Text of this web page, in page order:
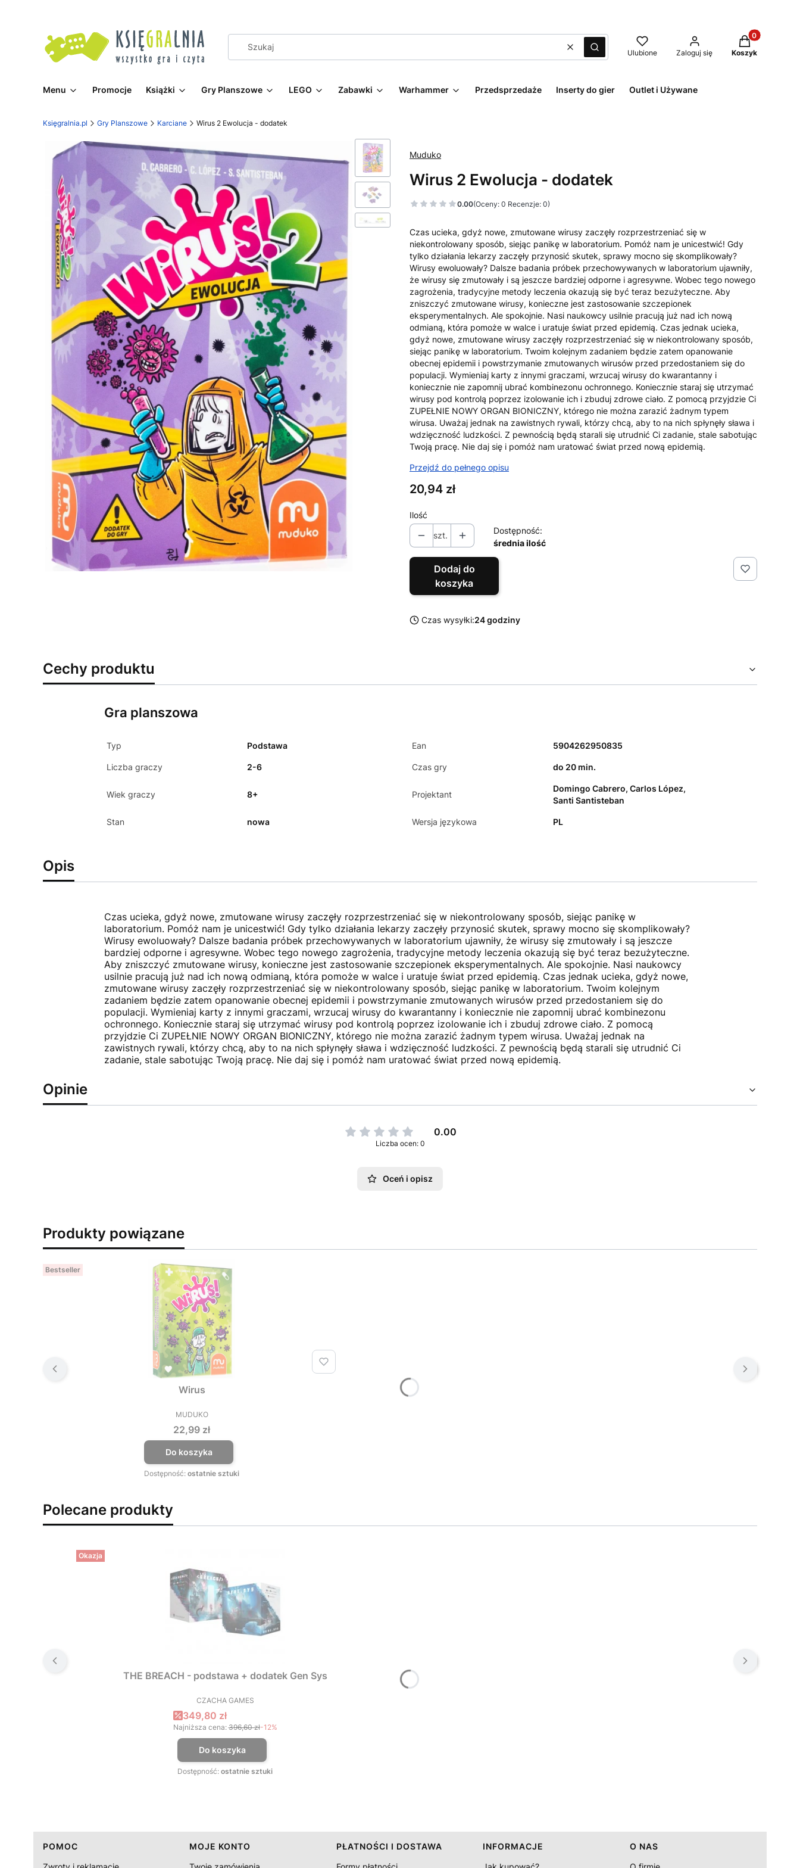
WyczyśćSzukaj Ulubione Zaloguj się
Produkty w
Koszyk
Menu Promocje Książki Gry Planszowe LEGO Zabawki Warhammer Przedsprzedaże Inserty do gier Outlet i Używane
Księgralnia.pl Gry Planszowe Karciane Wirus 2 Ewolucja - dodatek
Muduko
Wirus 2 Ewolucja - dodatek
0.00(Oceny: 0 Recenzje: 0)
Czas ucieka, gdyż nowe, zmutowane wirusy zaczęły rozprzestrzeniać się w
niekontrolowany sposób, siejąc panikę w laboratorium. Pomóż nam je unicestwić! Gdy
tylko działania lekarzy zaczęły przynosić skutek, sprawy mocno się skomplikowały?
Wirusy ewoluowały? Dalsze badania próbek przechowywanych w laboratorium ujawniły,
że wirusy się zmutowały i są jeszcze bardziej odporne i agresywne. Wobec tego nowego
zagrożenia, tradycyjne metody leczenia okazują się być teraz bezużyteczne. Aby
zniszczyć zmutowane wirusy, konieczne jest zastosowanie szczepionek
eksperymentalnych. Ale spokojnie. Nasi naukowcy usilnie pracują już nad ich nową
odmianą, która pomoże w walce i uratuje świat przed epidemią. Czas jednak ucieka,
gdyż nowe, zmutowane wirusy zaczęły rozprzestrzeniać się w niekontrolowany sposób,
siejąc panikę w laboratorium. Twoim kolejnym zadaniem będzie zatem opanowanie
obecnej epidemii i powstrzymanie zmutowanych wirusów przed przedostaniem się do
populacji. Wymieniaj karty z innymi graczami, wrzucaj wirusy do kwarantanny i
koniecznie nie zapomnij ubrać kombinezonu ochronnego. Koniecznie staraj się utrzymać
wirusy pod kontrolą poprzez izolowanie ich i zbuduj zdrowe ciało. Z pomocą przyjdzie Ci
ZUPEŁNIE NOWY ORGAN BIONICZNY, którego nie można zarazić żadnym typem
wirusa. Uważaj jednak na zawistnych rywali, którzy chcą, aby to na nich spłynęły sława i
wdzięczność ludzkości. Z pewnością będą starali się utrudnić Ci zadanie, stale sabotując
Twoją pracę. Nie daj się i pomóż nam uratować świat przed nową epidemią.
Przejdź do pełnego opisu
Cena
20,94 zł
Ilość
szt.
Dostępność:
średnia ilość
Dodaj do
koszyka
Czas wysyłki:24 godziny
Cechy produktu
Gra planszowa
Typ Podstawa Ean 5904262950835
Liczba graczy 2-6 Czas gry do 20 min.
Wiek graczy 8+ Projektant
Domingo Cabrero, Carlos López,
Santi Santisteban
Stan nowa Wersja językowa PL
Opis
Czas ucieka, gdyż nowe, zmutowane wirusy zaczęły rozprzestrzeniać się w niekontrolowany sposób, siejąc panikę w
laboratorium. Pomóż nam je unicestwić! Gdy tylko działania lekarzy zaczęły przynosić skutek, sprawy mocno się skomplikowały?
Wirusy ewoluowały? Dalsze badania próbek przechowywanych w laboratorium ujawniły, że wirusy się zmutowały i są jeszcze
bardziej odporne i agresywne. Wobec tego nowego zagrożenia, tradycyjne metody leczenia okazują się być teraz bezużyteczne.
Aby zniszczyć zmutowane wirusy, konieczne jest zastosowanie szczepionek eksperymentalnych. Ale spokojnie. Nasi naukowcy
usilnie pracują już nad ich nową odmianą, która pomoże w walce i uratuje świat przed epidemią. Czas jednak ucieka, gdyż nowe,
zmutowane wirusy zaczęły rozprzestrzeniać się w niekontrolowany sposób, siejąc panikę w laboratorium. Twoim kolejnym
zadaniem będzie zatem opanowanie obecnej epidemii i powstrzymanie zmutowanych wirusów przed przedostaniem się do
populacji. Wymieniaj karty z innymi graczami, wrzucaj wirusy do kwarantanny i koniecznie nie zapomnij ubrać kombinezonu
ochronnego. Koniecznie staraj się utrzymać wirusy pod kontrolą poprzez izolowanie ich i zbuduj zdrowe ciało. Z pomocą
przyjdzie Ci ZUPEŁNIE NOWY ORGAN BIONICZNY, którego nie można zarazić żadnym typem wirusa. Uważaj jednak na
zawistnych rywali, którzy chcą, aby to na nich spłynęły sława i wdzięczność ludzkości. Z pewnością będą starali się utrudnić Ci
zadanie, stale sabotując Twoją pracę. Nie daj się i pomóż nam uratować świat przed nową epidemią.
Opinie
0.00
Liczba ocen: 0
Oceń i opisz
Produkty powiązane
Bestseller
Wirus
PRODUCENT
MUDUKO
Cena
22,99 zł
Do koszyka
Dostępność: ostatnie sztuki
Polecane produkty
Okazja
THE BREACH - podstawa + dodatek Gen Sys
PRODUCENT
CZACHA GAMES
Cena promocyjna
349,80 zł
Najniższa cena: 396,60 zł-12%
Do koszyka
Dostępność: ostatnie sztuki
Linki w stopce
POMOC
MOJE KONTO
PŁATNOŚCI I DOSTAWA
INFORMACJE
O NAS